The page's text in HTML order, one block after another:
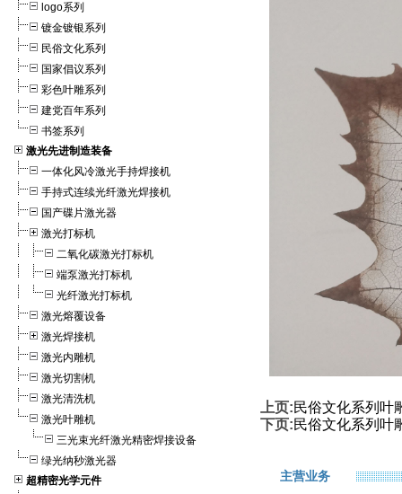
logo系列
镀金镀银系列
民俗文化系列
国家倡议系列
彩色叶雕系列
建党百年系列
书签系列
激光先进制造装备
一体化风冷激光手持焊接机
手持式连续光纤激光焊接机
国产碟片激光器
激光打标机
二氧化碳激光打标机
端泵激光打标机
光纤激光打标机
激光熔覆设备
激光焊接机
激光内雕机
激光切割机
激光清洗机
激光叶雕机
三光束光纤激光精密焊接设备
绿光纳秒激光器
超精密光学元件
上页:民俗文化系列叶
下页:民俗文化系列叶
主营业务